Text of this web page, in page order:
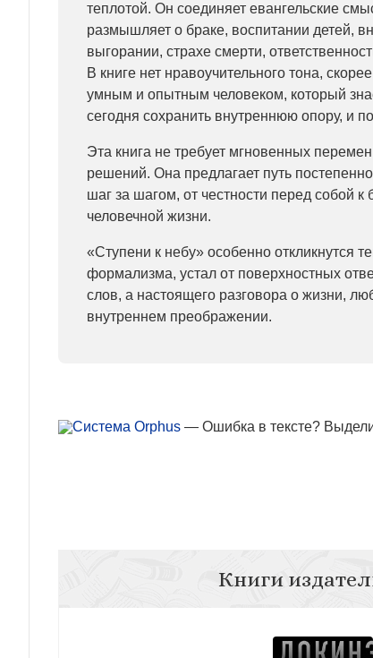
теплотой. Он соединяет евангельские
размышляет о браке, воспитании детей,
выгорании, страхе смерти,
В книге нет нравоучительного тона,
умным и опытным человеком, который
сегодня сохранить внутреннюю опору, и
Эта книга не требует мгновенных
решений. Она предлагает путь
шаг за шагом, от честности перед собой к
человечной жизни.
«Ступени к небу» особенно откликнутся
формализма, устал от поверхностных
слов, а настоящего разговора о жизни,
внутреннем преображении.
— Ошибка в тексте?
Книги